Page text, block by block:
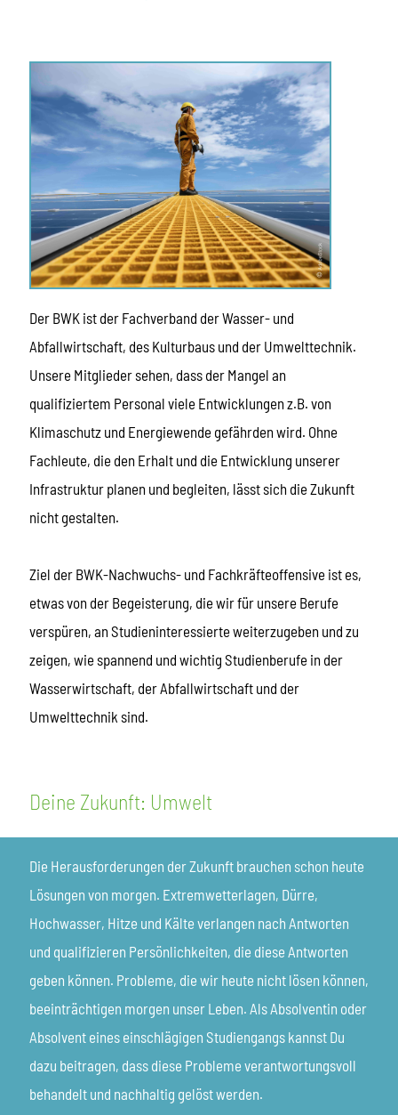
Der BWK ist der Fachverband der Wasser- und
Abfallwirtschaft, des Kulturbaus und der Umwelttechnik.
Unsere Mitglieder sehen, dass der Mangel an
qualifiziertem Personal viele Entwicklungen z.B. von
Klimaschutz und Energiewende gefährden wird. Ohne
Fachleute, die den Erhalt und die Entwicklung unserer
Infrastruktur planen und begleiten, lässt sich die Zukunft
nicht gestalten.
Ziel der BWK-Nachwuchs- und Fachkräfteoffensive ist es,
etwas von der Begeisterung, die wir für unsere Berufe
verspüren, an Studieninteressierte weiterzugeben und zu
zeigen, wie spannend und wichtig Studienberufe in der
Wasserwirtschaft, der Abfallwirtschaft und der
Umwelttechnik sind.
Deine Zukunft: Umwelt
Die Herausforderungen der Zukunft brauchen schon heute
Lösungen von morgen. Extremwetterlagen, Dürre,
Hochwasser, Hitze und Kälte verlangen nach Antworten
und qualifizieren Persönlichkeiten, die diese Antworten
geben können. Probleme, die wir heute nicht lösen können,
beeinträchtigen morgen unser Leben. Als Absolventin oder
Absolvent eines einschlägigen Studiengangs kannst Du
dazu beitragen, dass diese Probleme verantwortungsvoll
behandelt und nachhaltig gelöst werden.